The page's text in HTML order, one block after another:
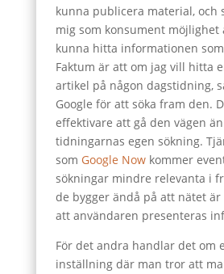
kunna publicera material, och
mig som konsument möjlighet
kunna hitta informationen
Faktum är att om jag vill hitta
artikel på någon dagstidning,
Google för att söka fram den.
effektivare att gå den vägen
tidningarnas egen sökning.
som Google Nowkommer
sökningar mindre relevanta i
de bygger ändå på att nätet
att användaren presenteras
För det andra handlar det om
inställning där man tror att